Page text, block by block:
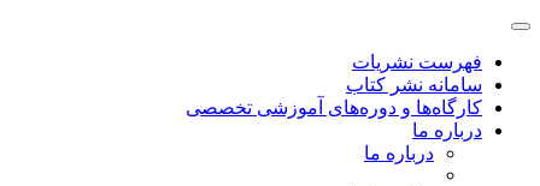
فهرست نشریات
سامانه نشر کتاب
کارگاه‌ها و دوره‌های آموزشی تخصصی
درباره ما
درباره ما